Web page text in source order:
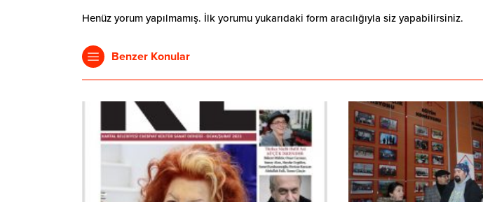
Henüz yorum yapılmamış. İlk yorumu yukarıdaki form aracılığıyla siz yapabilirsiniz.
Benzer Konular